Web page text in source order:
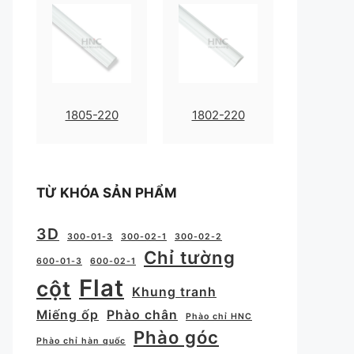
1805-220 1802-220
TỪ KHÓA SẢN PHẨM
3D 300-01-3 300-02-1 300-02-2
600-01-3 600-02-1 Chỉ tường
cột Flat
Khung tranh
Miếng ốp
Phào chân Phào chỉ HNC
Phào chỉ hàn quốc
Phào góc